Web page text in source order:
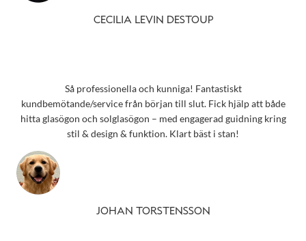
CECILIA LEVIN DESTOUP
Så professionella och kunniga! Fantastiskt
kundbemötande/service från början till slut. Fick hjälp att både
hitta glasögon och solglasögon – med engagerad guidning kring
stil & design & funktion. Klart bäst i stan!
JOHAN TORSTENSSON